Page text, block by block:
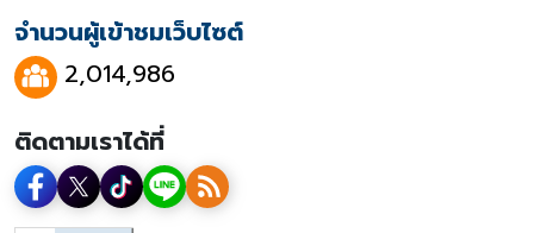
จำนวนผู้เข้าชมเว็บไซต์
2,014,986
ติดตามเราได้ที่